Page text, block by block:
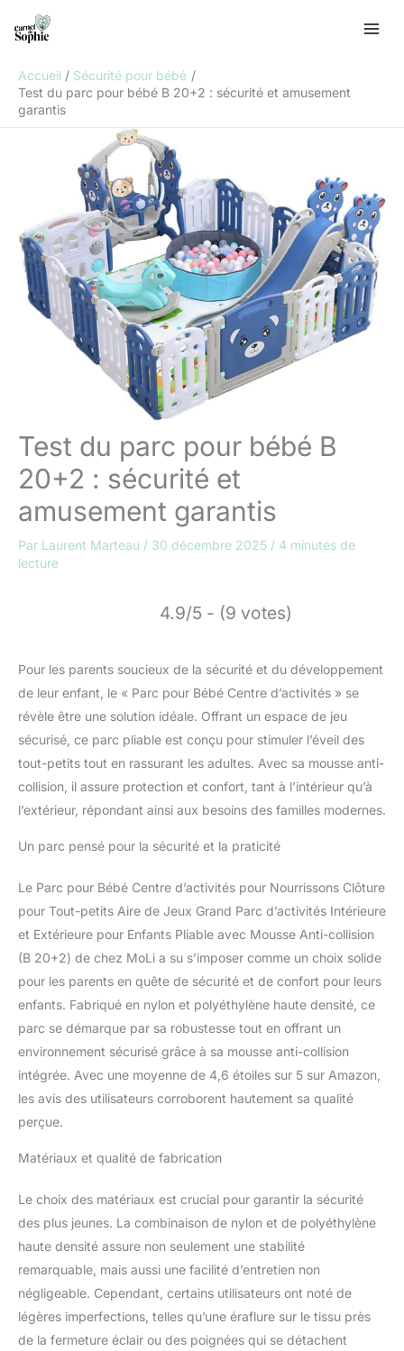
Accueil
Sécurité pour bébé
Test du parc pour bébé B 20+2 : sécurité et amusement
garantis
Test du parc pour bébé B
20+2 : sécurité et
amusement garantis
Par Laurent Marteau / 30 décembre 2025 / 4 minutes de
lecture
4.9/5 - (9 votes)
Pour les parents soucieux de la sécurité et du développement
de leur enfant, le « Parc pour Bébé Centre d’activités » se
révèle être une solution idéale. Offrant un espace de jeu
sécurisé, ce parc pliable est conçu pour stimuler l’éveil des
tout-petits tout en rassurant les adultes. Avec sa mousse anti-
collision, il assure protection et confort, tant à l’intérieur qu’à
l’extérieur, répondant ainsi aux besoins des familles modernes.
Un parc pensé pour la sécurité et la praticité
Le Parc pour Bébé Centre d’activités pour Nourrissons Clôture
pour Tout-petits Aire de Jeux Grand Parc d’activités Intérieure
et Extérieure pour Enfants Pliable avec Mousse Anti-collision
(B 20+2) de chez MoLi a su s’imposer comme un choix solide
pour les parents en quête de sécurité et de confort pour leurs
enfants. Fabriqué en nylon et polyéthylène haute densité, ce
parc se démarque par sa robustesse tout en offrant un
environnement sécurisé grâce à sa mousse anti-collision
intégrée. Avec une moyenne de 4,6 étoiles sur 5 sur Amazon,
les avis des utilisateurs corroborent hautement sa qualité
perçue.
Matériaux et qualité de fabrication
Le choix des matériaux est crucial pour garantir la sécurité
des plus jeunes. La combinaison de nylon et de polyéthylène
haute densité assure non seulement une stabilité
remarquable, mais aussi une facilité d’entretien non
négligeable. Cependant, certains utilisateurs ont noté de
légères imperfections, telles qu’une éraflure sur le tissu près
de la fermeture éclair ou des poignées qui se détachent
e
h
e
r